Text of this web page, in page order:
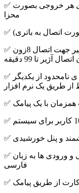
✅ حالت های دایم و پالسی و تایمر ثانیه برای هر خروجی بصورت
محزا
اتصال به باتری)
✅ قابلیت تنظیم ورودی ها در حالت دزدگیر جهت اتصال 8زون
تا 99 دقیقه
✅ قابلیت کنترل ده دستگاه 8 کانال با فاصله ی نامحدود از یکدیگر
از طریق یک نرم افزار
با یک پیامک
و پنل خورشیدی
✅ گزارش گیری پیامکی از وضعیت خروجی و ورودی ها به زبان
فارسی
کارت از طریق پیامک